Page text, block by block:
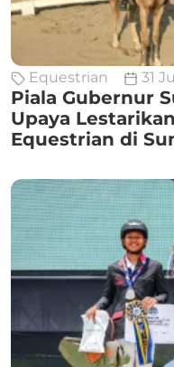
Equestrian 31
Piala Gubernur
Upaya
Equestrian di